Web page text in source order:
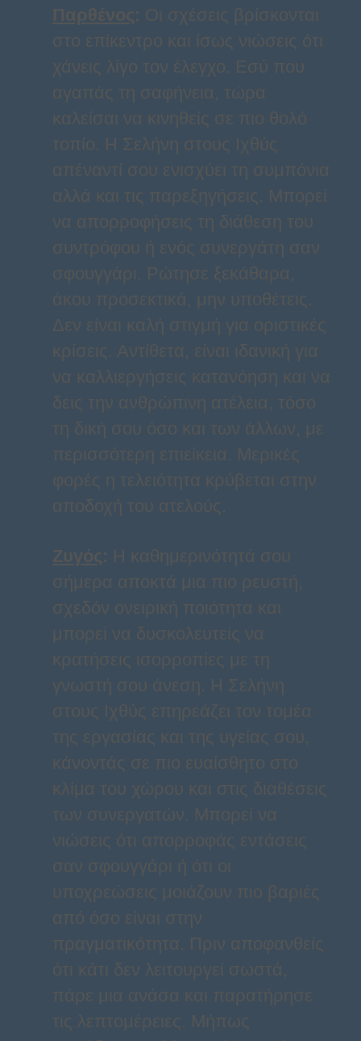
Παρθένος: Οι σχέσεις βρίσκονται
στο επίκεντρο και ίσως νιώσεις ότι
χάνεις λίγο τον έλεγχο. Εσύ που
αγαπάς τη σαφήνεια, τώρα
καλείσαι να κινηθείς σε πιο θολό
τοπίο. Η Σελήνη στους Ιχθύς
απέναντί σου ενισχύει τη συμπόνια
αλλά και τις παρεξηγήσεις. Μπορεί
να απορροφήσεις τη διάθεση του
συντρόφου ή ενός συνεργάτη σαν
σφουγγάρι. Ρώτησε ξεκάθαρα,
άκου προσεκτικά, μην υποθέτεις.
Δεν είναι καλή στιγμή για οριστικές
κρίσεις. Αντίθετα, είναι ιδανική για
να καλλιεργήσεις κατανόηση και να
δεις την ανθρώπινη ατέλεια, τόσο
τη δική σου όσο και των άλλων, με
περισσότερη επιείκεια. Μερικές
φορές η τελειότητα κρύβεται στην
αποδοχή του ατελούς.
Ζυγός: Η καθημερινότητά σου
σήμερα αποκτά μια πιο ρευστή,
σχεδόν ονειρική ποιότητα και
μπορεί να δυσκολευτείς να
κρατήσεις ισορροπίες με τη
γνωστή σου άνεση. Η Σελήνη
στους Ιχθύς επηρεάζει τον τομέα
της εργασίας και της υγείας σου,
κάνοντάς σε πιο ευαίσθητο στο
κλίμα του χώρου και στις διαθέσεις
των συνεργατών. Μπορεί να
νιώσεις ότι απορροφάς εντάσεις
σαν σφουγγάρι ή ότι οι
υποχρεώσεις μοιάζουν πιο βαριές
από όσο είναι στην
πραγματικότητα. Πριν αποφανθείς
ότι κάτι δεν λειτουργεί σωστά,
πάρε μια ανάσα και παρατήρησε
τις λεπτομέρειες. Μήπως